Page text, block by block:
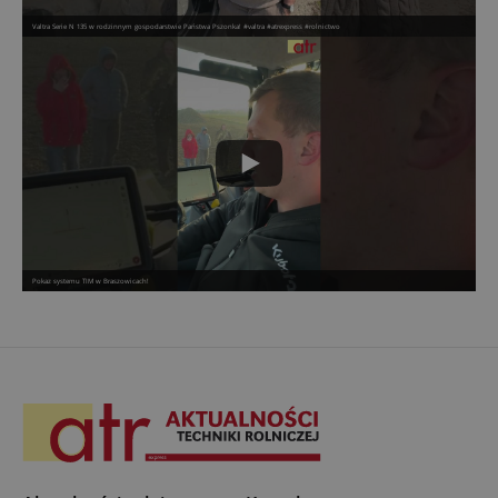
Valtra Serie N 135 w rodzinnym gospodarstwie Państwa Pszonka! #valtra #atrexpress #rolnictwo
Pokaz systemu TIM w Braszowicach!